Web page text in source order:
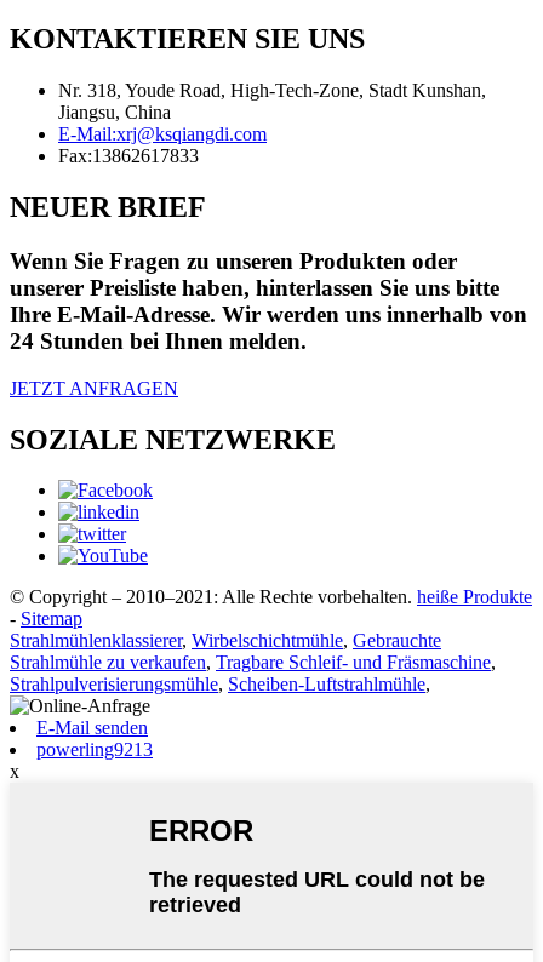
KONTAKTIEREN SIE UNS
Nr. 318, Youde Road, High-Tech-Zone, Stadt Kunshan,
Jiangsu, China
E-Mail:xrj@ksqiangdi.com
Fax:13862617833
NEUER BRIEF
Wenn Sie Fragen zu unseren Produkten oder
unserer Preisliste haben, hinterlassen Sie uns bitte
Ihre E-Mail-Adresse. Wir werden uns innerhalb von
24 Stunden bei Ihnen melden.
JETZT ANFRAGEN
SOZIALE NETZWERKE
© Copyright – 2010–2021: Alle Rechte vorbehalten. heiße Produkte
- Sitemap
Strahlmühlenklassierer, Wirbelschichtmühle, Gebrauchte
Strahlmühle zu verkaufen, Tragbare Schleif- und Fräsmaschine,
Strahlpulverisierungsmühle, Scheiben-Luftstrahlmühle,
E-Mail senden
powerling9213
x